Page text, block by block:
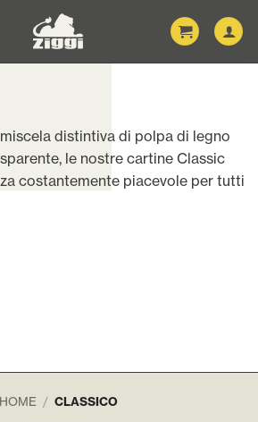
distintiva di polpa di legno
le nostre cartine Classic
costantemente piacevole per tutti
HOME / CLASSICO